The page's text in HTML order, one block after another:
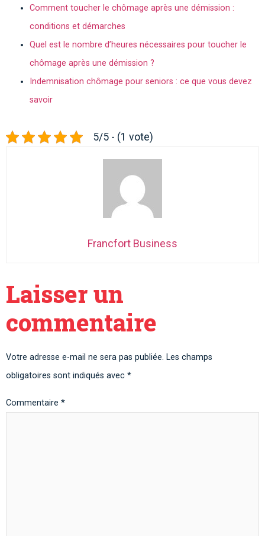
Comment toucher le chômage après une démission :
conditions et démarches
Quel est le nombre d’heures nécessaires pour toucher le
chômage après une démission ?
Indemnisation chômage pour seniors : ce que vous devez
savoir
5/5 - (1 vote)
Francfort Business
Laisser un
commentaire
Votre adresse e-mail ne sera pas publiée. Les champs
obligatoires sont indiqués avec *
Commentaire *